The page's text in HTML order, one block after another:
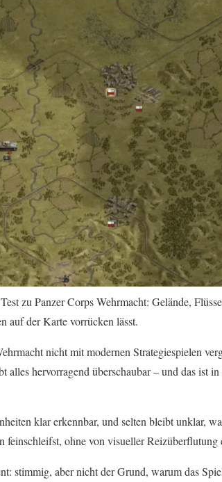
zu Panzer Corps Wehrmacht: Gelände,
auf der Karte vorrücken lässt.
nicht mit modernen Strategiespielen
alles hervorragend überschaubar – und das ist
klar erkennbar, und selten bleibt unklar,
feinschleifst, ohne von visueller Reizüberflutung
stimmig, aber nicht der Grund, warum das